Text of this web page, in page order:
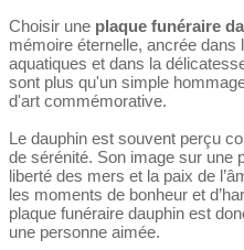
Choisir une plaque funéraire
mémoire éternelle, ancrée dans
aquatiques et dans la
sont plus qu'un simple
d'art commémorative.
Le dauphin est souvent perçu
de sérénité. Son image sur une
liberté des mers et la paix de
les moments de bonheur et
plaque funéraire dauphin est
une personne aimée.